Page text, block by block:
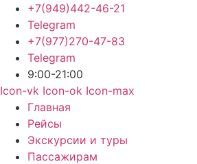
+7(949)442-46-21
Telegram
+7(977)270-47-83
Telegram
9:00-21:00
Icon-vk Icon-ok Icon-max
Главная
Рейсы
Экскурсии и туры
Пассажирам